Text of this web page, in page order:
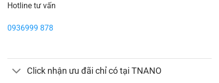
Hotline tư vấn
0936999 878
Click nhận ưu đãi chỉ có tại TNANO